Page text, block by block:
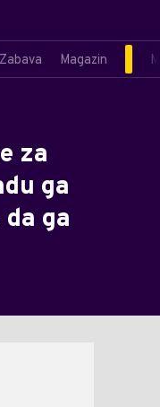
Zabava Magazin
za
ga
ga